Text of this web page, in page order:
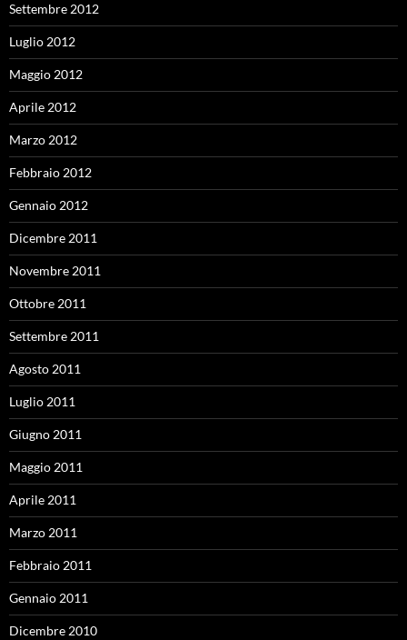
Settembre 2012
Luglio 2012
Maggio 2012
Aprile 2012
Marzo 2012
Febbraio 2012
Gennaio 2012
Dicembre 2011
Novembre 2011
Ottobre 2011
Settembre 2011
Agosto 2011
Luglio 2011
Giugno 2011
Maggio 2011
Aprile 2011
Marzo 2011
Febbraio 2011
Gennaio 2011
Dicembre 2010